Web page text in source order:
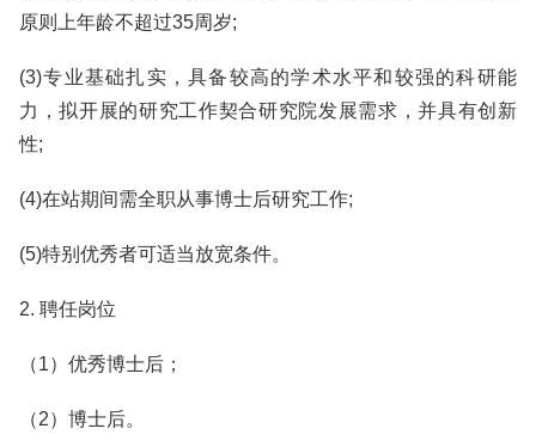
原则上年龄不超过35周岁;
(3)专业基础扎实，具备较高的学术水平和较强的科研能
力，拟开展的研究工作契合研究院发展需求，并具有创新
性;
(4)在站期间需全职从事博士后研究工作;
(5)特别优秀者可适当放宽条件。
2. 聘任岗位
（1）优秀博士后；
（2）博士后。